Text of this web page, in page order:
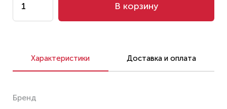
В корзину
Характеристики Доставка и оплата
Бренд